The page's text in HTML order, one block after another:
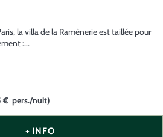
la villa de la Ramènerie est taillée pour
:...
€ pers./nuit)
+ INFO